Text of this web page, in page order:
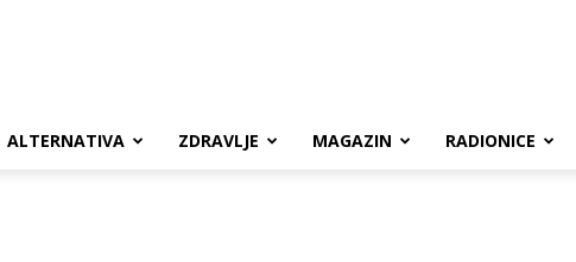
ALTERNATIVA ZDRAVLJE MAGAZIN RADIONICE